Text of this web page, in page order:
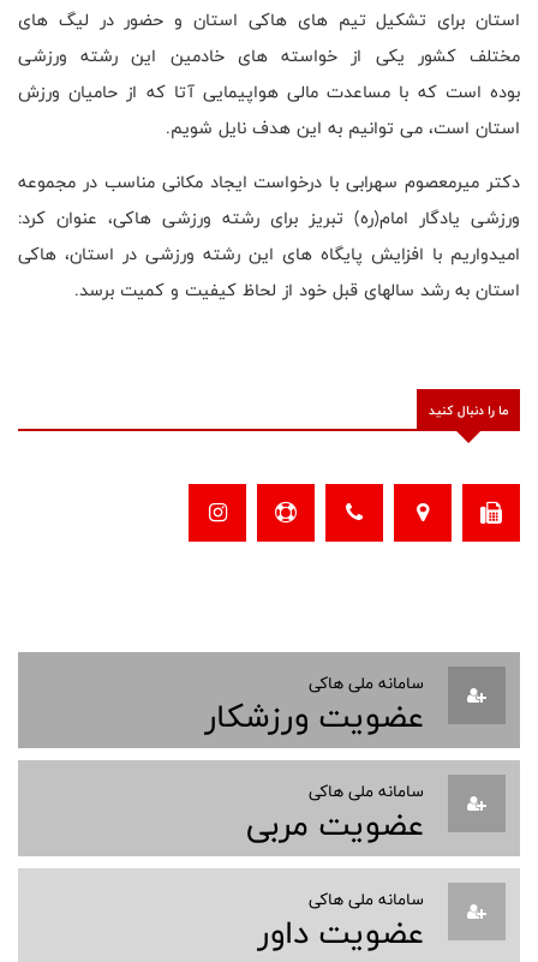
استان برای تشکیل تیم های هاکی استان و حضور در لیگ های
مختلف کشور یکی از خواسته های خادمین این رشته ورزشی
بوده است که با مساعدت مالی هواپیمایی آتا که از حامیان ورزش
استان است، می توانیم به این هدف نایل شویم.
دکتر میرمعصوم سهرابی با درخواست ایجاد مکانی مناسب در مجموعه
ورزشی یادگار امام(ره) تبریز برای رشته ورزشی هاکی، عنوان کرد:
امیدواریم با افزایش پایگاه های این رشته ورزشی در استان، هاکی
استان به رشد سالهای قبل خود از لحاظ کیفیت و کمیت برسد.
ما را دنبال کنید
سامانه ملی هاکی
عضویت ورزشکار
سامانه ملی هاکی
عضویت مربی
سامانه ملی هاکی
عضویت داور